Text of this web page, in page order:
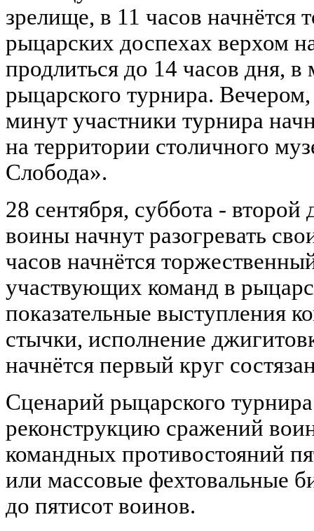
зрелище, в 11 часов
рыцарских доспехах верхом
продлиться до 14 часов дня,
рыцарского турнира.
минут участники турнира
на территории столичного
Слобода».
28 сентября, суббота -
воины начнут разогревать
часов начнётся
участвующих команд в
показательные выступления
стычки, исполнение
начнётся первый круг
Сценарий рыцарского
реконструкцию сражений
командных противостояний
или массовые фехтовальные
до пятисот воинов.